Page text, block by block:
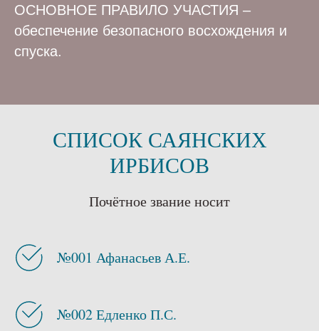
ОСНОВНОЕ ПРАВИЛО УЧАСТИЯ –
обеспечение безопасного восхождения и
спуска.
СПИСОК САЯНСКИХ
ИРБИСОВ
Почётное звание носит
№001 Афанасьев А.Е.
№002 Едленко П.С.